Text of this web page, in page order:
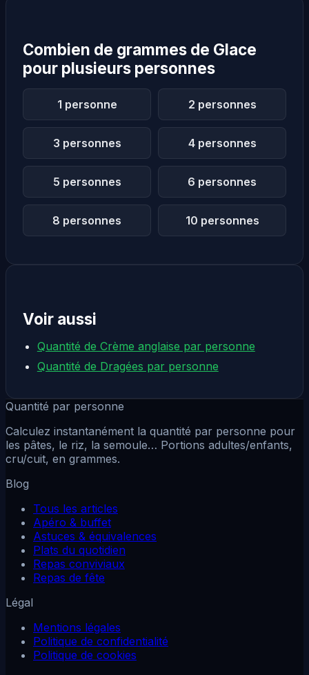
Combien de grammes de Glace
pour plusieurs personnes
1 personne 2 personnes
3 personnes 4 personnes
5 personnes 6 personnes
8 personnes 10 personnes
Voir aussi
Quantité de Crème anglaise par personne
Quantité de Dragées par personne
Quantité par personne
Calculez instantanément la quantité par personne pour
les pâtes, le riz, la semoule… Portions adultes/enfants,
cru/cuit, en grammes.
Blog
Tous les articles
Apéro & buffet
Astuces & équivalences
Plats du quotidien
Repas conviviaux
Repas de fête
Légal
Mentions légales
Politique de confidentialité
Politique de cookies